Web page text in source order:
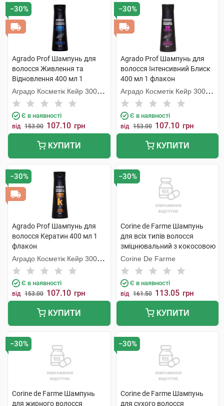
−30%
Agrado Prof Шампунь для
волосся Живлення та
Відновлення 400 мл 1
флакон
Аградо Косметік Кейр 3000
С.Л.У.
Є в наявності
від 153.00 107.10 грн
КУПИТИ
−30%
Agrado Prof Шампунь для
волосся Інтенсивний Блиск
400 мл 1 флакон
Аградо Косметік Кейр 3000
С.Л.У.
Є в наявності
від 153.00 107.10 грн
КУПИТИ
−30%
Agrado Prof Шампунь для
волосся Кератин 400 мл 1
флакон
Аградо Косметік Кейр 3000
С.Л.У.
Є в наявності
від 153.00 107.10 грн
КУПИТИ
−30%
Corine de Farme Шампунь
для всіх типів волосся
зміцнювальний з кокосовою
водою 750 мл 1 флакон
Corine De Farme
Є в наявності
від 161.50 113.05 грн
КУПИТИ
−30%
Corine de Farme Шампунь
для жирного волосся
−30%
Corine de Farme Шампунь
для сухого волосся